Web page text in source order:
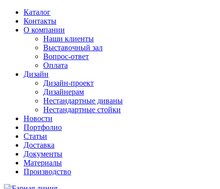
Каталог
Контакты
О компании
Наши клиенты
Выставочный зал
Вопрос-ответ
Оплата
Дизайн
Дизайн-проект
Дизайнерам
Нестандартные диваны
Нестандартные стойки
Новости
Портфолио
Статьи
Доставка
Документы
Материалы
Производство